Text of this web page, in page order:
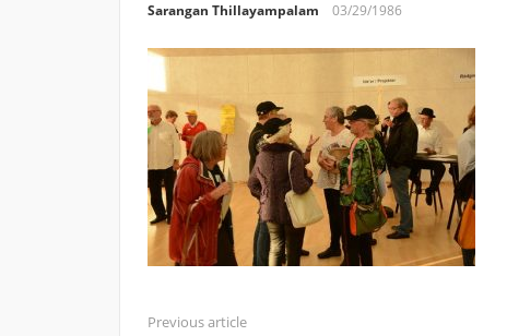
Sarangan Thillayampalam 03/29/1986
Previous article